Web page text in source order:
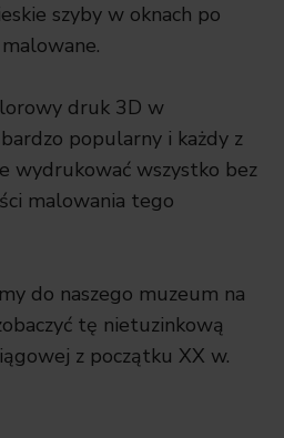
szyby w oknach po
druk 3D w
popularny i każdy z
wydrukować wszystko bez
malowania tego
do naszego muzeum na
tę nietuzinkową
z początku XX w.